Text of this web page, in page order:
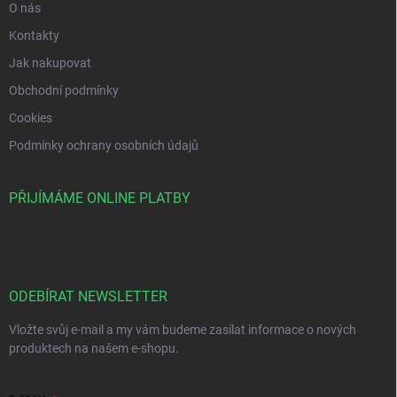
O nás
Kontakty
Jak nakupovat
Obchodní podmínky
Cookies
Podmínky ochrany osobních údajů
PŘIJÍMÁME ONLINE PLATBY
ODEBÍRAT NEWSLETTER
Vložte svůj e-mail a my vám budeme zasílat informace o nových
produktech na našem e-shopu.